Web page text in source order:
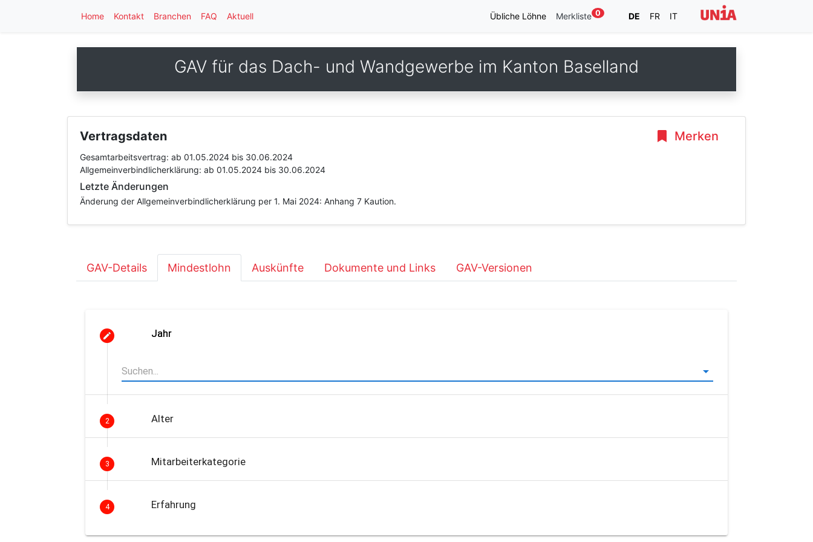
Home Kontakt Branchen FAQ Aktuell Übliche Löhne Merkliste 0 DE FR IT
GAV für das Dach- und Wandgewerbe im Kanton Baselland
Merken
Vertragsdaten
Gesamtarbeitsvertrag: ab 01.05.2024 bis 30.06.2024
Allgemeinverbindlicherklärung: ab 01.05.2024 bis 30.06.2024
Letzte Änderungen
Änderung der Allgemeinverbindlicherklärung per 1. Mai 2024: Anhang 7 Kaution.
GAV-Details Mindestlohn Auskünfte Dokumente und Links GAV-Versionen
Jahr
2 Alter
3 Mitarbeiterkategorie
4 Erfahrung